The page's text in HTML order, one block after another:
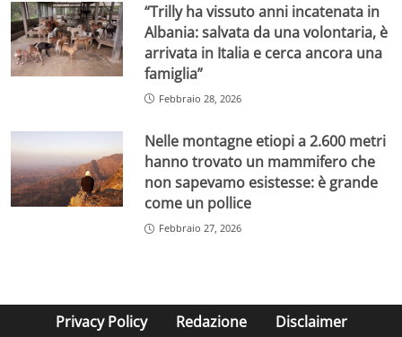
“Trilly ha vissuto anni incatenata in
Albania: salvata da una volontaria, è
arrivata in Italia e cerca ancora una
famiglia”
Febbraio 28, 2026
Nelle montagne etiopi a 2.600 metri
hanno trovato un mammifero che
non sapevamo esistesse: è grande
come un pollice
Febbraio 27, 2026
Privacy Policy Redazione Disclaimer